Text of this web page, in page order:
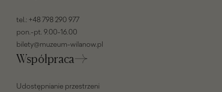
tel.: +48 798 290 977
pon.-pt. 9.00-16.00
bilety@muzeum-wilanow.pl
Współpraca
Udostępnianie przestrzeni